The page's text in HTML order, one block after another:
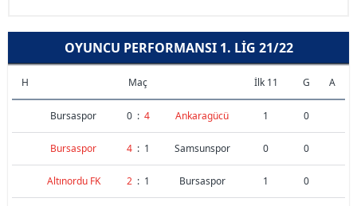
OYUNCU PERFORMANSI 1. LIG 21/22
H Maç İlk 11 G A
Bursaspor 0 : 4 Ankaragücü 1 0
Bursaspor 4 : 1 Samsunspor 0 0
Altınordu FK 2 : 1 Bursaspor 1 0